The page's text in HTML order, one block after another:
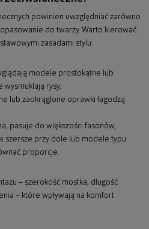
powinien uwzględniać zarówno
do twarzy. Warto kierować
zasadami stylu:
modele prostokątne lub
wysmuklają rysy,
lub zaokrąglone oprawki łagodzą
pasuje do większości fasonów,
szersze przy dole lub modele typu
proporcje.
– szerokość mostka, długość
– które wpływają na komfort